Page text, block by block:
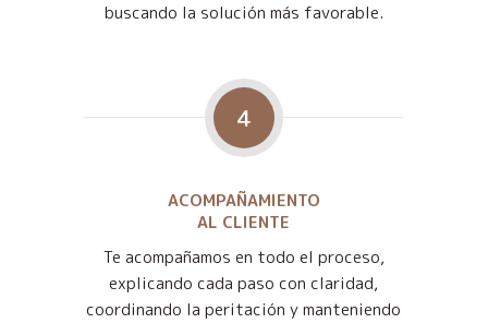
buscando la solución más favorable.
4
ACOMPAÑAMIENTO
AL CLIENTE
Te acompañamos en todo el proceso,
explicando cada paso con claridad,
coordinando la peritación y manteniendo